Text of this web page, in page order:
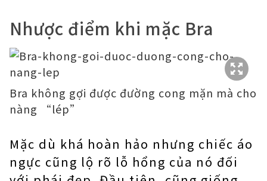
Nhược điểm khi mặc Bra
Bra không gợi được đường cong mặn mà cho
nàng “lép”
Mặc dù khá hoàn hảo nhưng chiếc áo
ngực cũng lộ rõ ​​lỗ hổng của nó đối